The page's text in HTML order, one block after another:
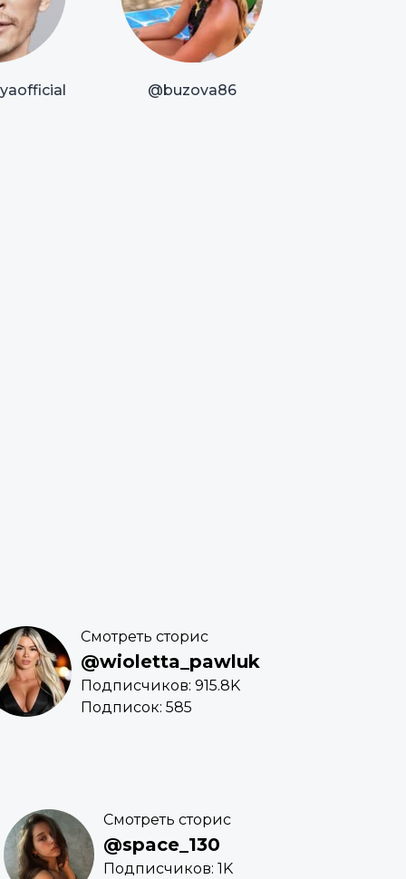
@buzova86
Смотреть сторис
@wioletta_pawluk
Подписчиков: 915.8K
Подписок: 585
Смотреть сторис
@space_130
Подписчиков: 1K